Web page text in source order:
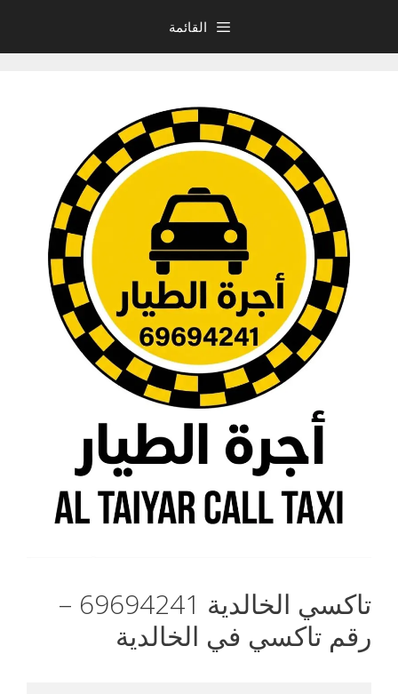
المحتوى
القائمة
تاكسي الخالدية 69694241 –
رقم تاكسي في الخالدية